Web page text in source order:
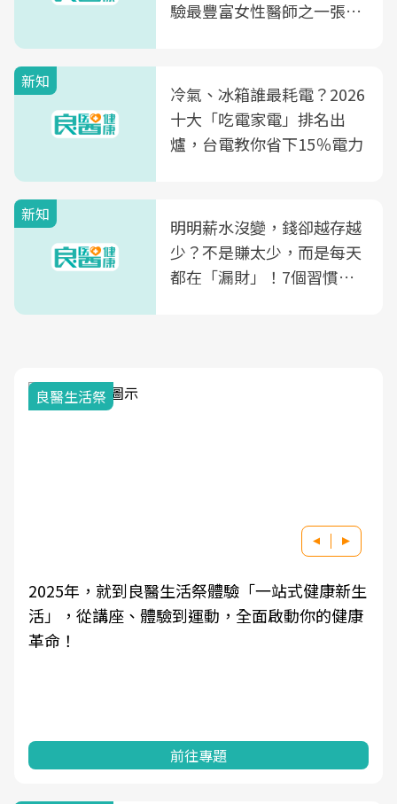
驗最豐富女性醫師之一張永
光田醫院建構360度女性健
康照護生態圈
新知
冷氣、冰箱誰最耗電？2026
十大「吃電家電」排名出
爐，台電教你省下15％電力
新知
明明薪水沒變，錢卻越存越
少？不是賺太少，而是每天
都在「漏財」！7個習慣一
良醫生活祭
2025年，就到良醫生活祭體驗「一站式健康新生
活」，從講座、體驗到運動，全面啟動你的健康
革命！
前往專題